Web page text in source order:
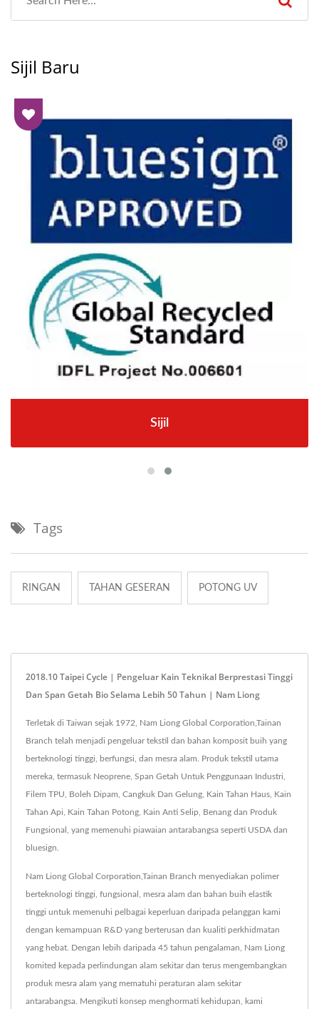
Sijil Baru
Sijil
Tags
RINGAN TAHAN GESERAN POTONG UV
2018.10 Taipei Cycle | Pengeluar Kain Teknikal Berprestasi Tinggi
Dan Span Getah Bio Selama Lebih 50 Tahun | Nam Liong
Terletak di Taiwan sejak 1972, Nam Liong Global Corporation,Tainan
Branch telah menjadi pengeluar tekstil dan bahan komposit buih yang
berteknologi tinggi, berfungsi, dan mesra alam. Produk tekstil utama
mereka, termasuk Neoprene, Span Getah Untuk Penggunaan Industri,
Filem TPU, Boleh Dipam, Cangkuk Dan Gelung, Kain Tahan Haus, Kain
Tahan Api, Kain Tahan Potong, Kain Anti Selip, Benang dan Produk
Fungsional, yang memenuhi piawaian antarabangsa seperti USDA dan
bluesign.
Nam Liong Global Corporation,Tainan Branch menyediakan polimer
berteknologi tinggi, fungsional, mesra alam dan bahan buih elastik
tinggi untuk memenuhi pelbagai keperluan daripada pelanggan kami
dengan kemampuan R&D yang berterusan dan kualiti perkhidmatan
yang hebat. Dengan lebih daripada 45 tahun pengalaman, Nam Liong
komited kepada perlindungan alam sekitar dan terus mengembangkan
produk mesra alam yang mematuhi peraturan alam sekitar
antarabangsa. Mengikuti konsep menghormati kehidupan, kami